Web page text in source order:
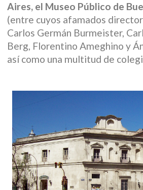
Aires, el Museo Público de
(entre cuyos afamados
Carlos Germán Burmeister,
Berg, Florentino Ameghino y
así como una multitud de